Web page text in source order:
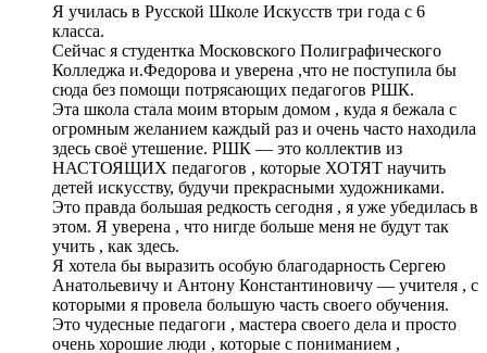
Я училась в Русской Школе Искусств три года с 6
класса.
Сейчас я студентка Московского Полиграфического
Колледжа и.Федорова и уверена ,что не поступила бы
сюда без помощи потрясающих педагогов РШК.
Эта школа стала моим вторым домом , куда я бежала с
огромным желанием каждый раз и очень часто находила
здесь своё утешение. РШК — это коллектив из
НАСТОЯЩИХ педагогов , которые ХОТЯТ научить
детей искусству, будучи прекрасными художниками.
Это правда большая редкость сегодня , я уже убедилась в
этом. Я уверена , что нигде больше меня не будут так
учить , как здесь.
Я хотела бы выразить особую благодарность Сергею
Анатольевичу и Антону Константиновичу — учителя , с
которыми я провела большую часть своего обучения.
Это чудесные педагоги , мастера своего дела и просто
очень хорошие люди , которые с пониманием ,